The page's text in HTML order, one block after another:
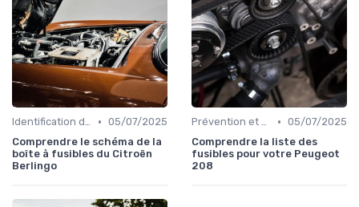
Identification de la Pièce Nécessaire • 05/07/2025
Comprendre le schéma de la
boîte à fusibles du Citroën
Berlingo
Prévention et Diagnostic des Pannes • 05/07/2025
Comprendre la liste des
fusibles pour votre Peugeot
208